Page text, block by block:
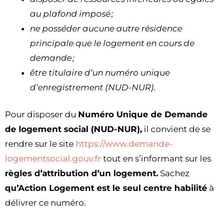
au plafond imposé ;
ne posséder aucune autre résidence
principale que le logement en cours de
demande ;
être titulaire d’un numéro unique
d’enregistrement (NUD-NUR).
Pour disposer du Numéro Unique de Demande
de logement social (NUD-NUR), il convient de se
rendre sur le site https://www.demande-
logementsocial.gouv.fr tout en s’informant sur les
règles d’attribution d’un logement. Sachez
qu’Action Logement est le seul centre habilité à
délivrer ce numéro.